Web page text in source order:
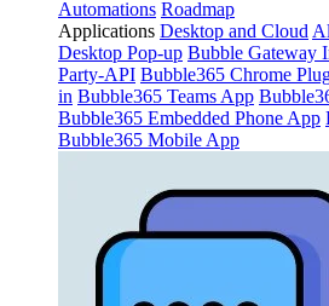
Automations Roadmap
Applications Desktop and Cloud
Desktop Pop-up Bubble Gateway
Party-API Bubble365 Chrome
in Bubble365 Teams App
Bubble365 Embedded Phone App
Bubble365 Mobile App